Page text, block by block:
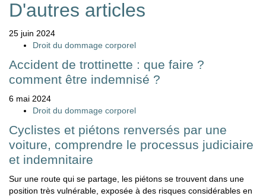
D'autres articles
25 juin 2024
Droit du dommage corporel
Accident de trottinette : que faire ?
comment être indemnisé ?
6 mai 2024
Droit du dommage corporel
Cyclistes et piétons renversés par une
voiture, comprendre le processus judiciaire
et indemnitaire
Sur une route qui se partage, les piétons se trouvent dans une
position très vulnérable, exposée à des risques considérables en